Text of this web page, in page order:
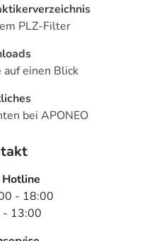
Durchblutung (Erythem)
Hautauschlag)
PLZ-Filter
einen Blick
bei APONEO
Hotline
- 18:00
- 13:00